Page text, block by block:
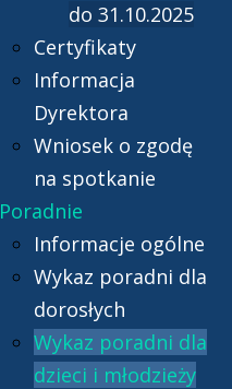
do 31.10.2025
Certyfikaty
Informacja
Dyrektora
Wniosek o zgodę
na spotkanie
Poradnie
Informacje ogólne
Wykaz poradni dla
dorosłych
Wykaz poradni dla
dzieci i młodzieży